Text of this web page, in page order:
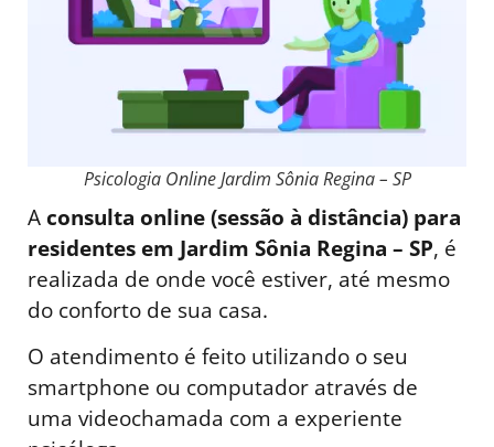
Psicologia Online Jardim Sônia Regina – SP
Aconsulta online (sessão à distância) para
residentes em Jardim Sônia Regina – SP, é
realizada de onde você estiver, até mesmo
do conforto de sua casa.
O atendimento é feito utilizando o seu
smartphone ou computador através de
uma videochamada com a experiente